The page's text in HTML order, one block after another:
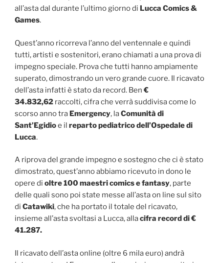
all’asta dal durante l’ultimo giorno di Lucca Comics &
Games.
Quest’anno ricorreva l’anno del ventennale e quindi
tutti, artisti e sostenitori, erano chiamati a una prova di
impegno speciale. Prova che tutti hanno ampiamente
superato, dimostrando un vero grande cuore. Il ricavato
dell’asta infatti è stato da record. Ben €
34.832,62 raccolti, cifra che verrà suddivisa come lo
scorso anno tra Emergency, laComunità di
Sant’Egidioe il reparto pediatrico dell’Ospedale di
Lucca.
A riprova del grande impegno e sostegno che ci è stato
dimostrato, quest’anno abbiamo ricevuto in dono le
opere di oltre 100 maestri comics e fantasy, parte
delle quali sono poi state messe all’asta on line sul sito
di Catawiki, che ha portato il totale del ricavato,
insieme all’asta svoltasi a Lucca, allacifra record di€
41.287.
Il ricavato dell’asta online (oltre 6 mila euro) andrà